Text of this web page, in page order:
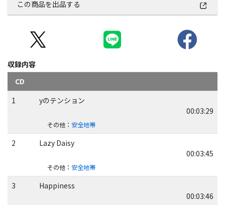
この商品を出品する
収録内容
CD
1
yのテンション
00:03:29
その他： 安全地帯
2
Lazy Daisy
00:03:45
その他： 安全地帯
3
Happiness
00:03:46